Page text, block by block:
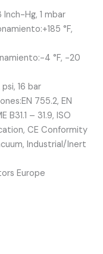
Inch-Hg, 1 mbar
+185 °F,
-4 °F, -20
16 bar
EN 755.2, EN
B31.1 – 31.9, ISO
CE Conformity
Industrial/Inert
Europe